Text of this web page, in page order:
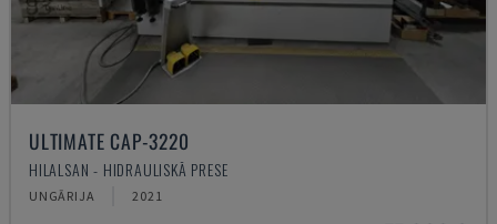
ULTIMATE CAP-3220
HILALSAN - HIDRAULISKĀ PRESE
UNGĀRIJA 2021